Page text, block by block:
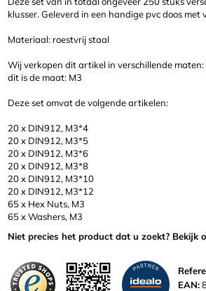
klusser. Geleverd in een handige pvc doos met
Materiaal: roestvrij staal
Wij verkopen dit artikel in verschillende
dit is de maat: M3
Deze set omvat de volgende artikelen:
20 x DIN912, M3*4
20 x DIN912, M3*5
20 x DIN912, M3*6
20 x DIN912, M3*8
20 x DIN912, M3*10
20 x DIN912, M3*12
65 x Hex Nuts, M3
65 x Washers, M3
Niet precies het product dat u zoekt? Bekijk
EAN: